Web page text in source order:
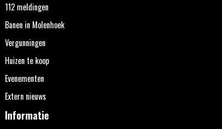
112 meldingen
Banen in Molenhoek
Vergunningen
Huizen te koop
Evenementen
Extern nieuws
Informatie